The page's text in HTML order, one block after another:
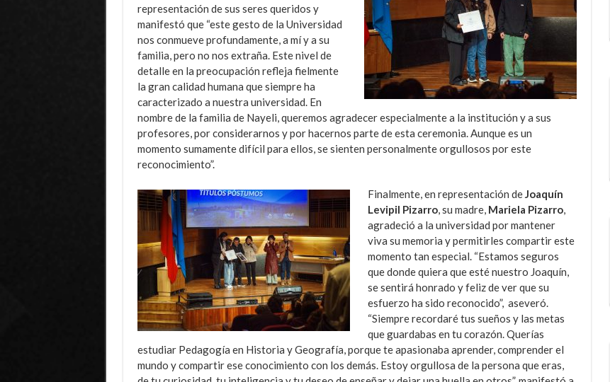
representación de sus seres queridos y
manifestó que “este gesto de la Universidad
nos conmueve profundamente, a mí y a su
familia, pero no nos extraña. Estenivel de
detalle en la preocupación refleja fielmente
la gran calidad humana que siempre ha
caracterizado a nuestra universidad. En
nombre de la familia de Nayeli, queremos agradecer especialmente a la institución y a sus
profesores, por considerarnos y por hacernos parte de esta ceremonia. Aunque es un
momento sumamente difícil para ellos, se sienten personalmente orgullosos por este
reconocimiento”.
Finalmente, en representación de Joaquín
Levipil Pizarro, su madre, Mariela Pizarro,
agradeció a la universidad por mantener
viva su memoria y permitirles compartir este
momento tan especial. “Estamos seguros
que donde quiera que esté nuestro Joaquín,
se sentirá honrado y feliz de ver que su
esfuerzo ha sido reconocido”, aseveró.
“Siempre recordaré tus sueños y las metas
que guardabas en tu corazón. Querías
estudiar Pedagogía en Historia y Geografía, porque te apasionaba aprender, comprender el
mundo y compartir ese conocimiento con los demás. Estoy orgullosa de la persona que eras,